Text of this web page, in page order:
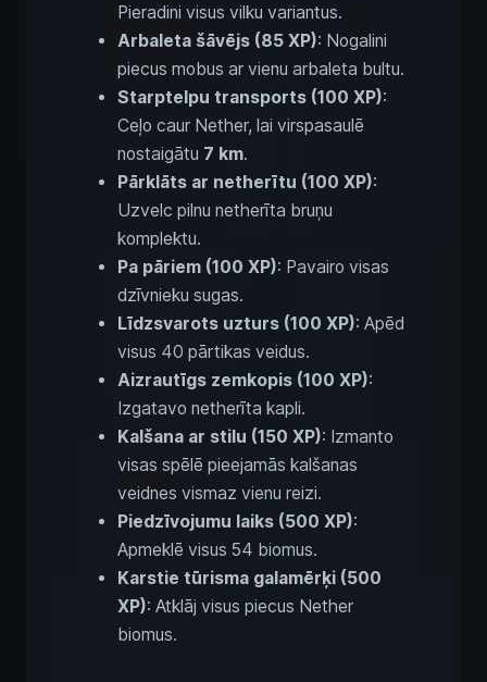
Pieradini visus vilku variantus.
Arbaleta šāvējs (85 XP): Nogalini
piecus mobus ar vienu arbaleta bultu.
Starptelpu transports (100 XP):
Ceļo caur Nether, lai virspasaulē
nostaigātu 7 km.
Pārklāts ar netherītu (100 XP):
Uzvelc pilnu netherīta bruņu
komplektu.
Pa pāriem (100 XP): Pavairo visas
dzīvnieku sugas.
Līdzsvarots uzturs (100 XP): Apēd
visus 40 pārtikas veidus.
Aizrautīgs zemkopis (100 XP):
Izgatavo netherīta kapli.
Kalšana ar stilu (150 XP): Izmanto
visas spēlē pieejamās kalšanas
veidnes vismaz vienu reizi.
Piedzīvojumu laiks (500 XP):
Apmeklē visus 54 biomus.
Karstie tūrisma galamērķi (500
XP): Atklāj visus piecus Nether
biomus.